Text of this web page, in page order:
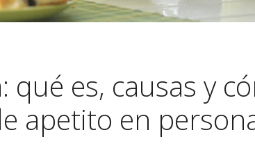
qué es, causas y
apetito en